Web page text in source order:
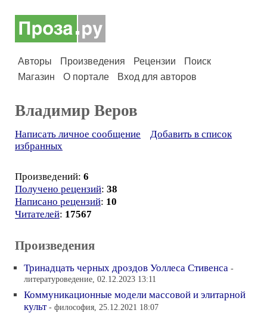
Авторы Произведения Рецензии
Поиск
Магазин
О портале Вход для авторов
Владимир Веров
Написать личное сообщение
Добавить в список
избранных
Произведений: 6
Получено рецензий: 38
Написано рецензий: 10
Читателей: 17567
Произведения
Тринадцать черных дроздов Уоллеса Стивенса -
литературоведение, 02.12.2023 13:11
Коммуникационные модели массовой и элитарной
культ - философия, 25.12.2021 18:07